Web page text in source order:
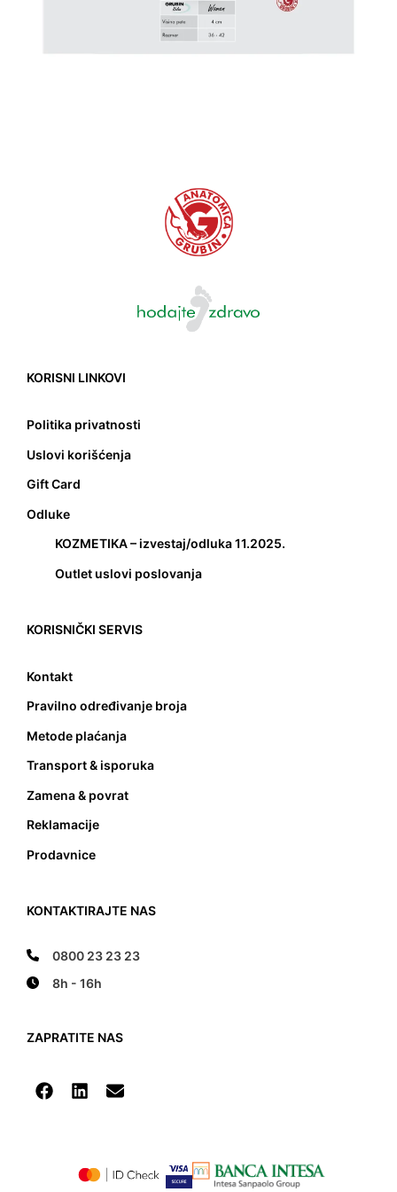
KORISNI LINKOVI
Politika privatnosti
Uslovi korišćenja
Gift Card
Odluke
KOZMETIKA – izvestaj/odluka 11.2025.
Outlet uslovi poslovanja
KORISNIČKI SERVIS
Kontakt
Pravilno određivanje broja
Metode plaćanja
Transport & isporuka
Zamena & povrat
Reklamacije
Prodavnice
KONTAKTIRAJTE NAS
0800 23 23 23
8h - 16h
ZAPRATITE NAS